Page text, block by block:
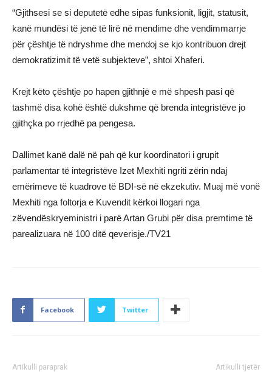
“Gjithsesi se si deputetë edhe sipas funksionit, ligjit, statusit,
kanë mundësi të jenë të lirë në mendime dhe vendimmarrje
për çështje të ndryshme dhe mendoj se kjo kontribuon drejt
demokratizimit të vetë subjekteve”, shtoi Xhaferi.
Krejt këto çështje po hapen gjithnjë e më shpesh pasi që
tashmë disa kohë është dukshme që brenda integristëve jo
gjithçka po rrjedhë pa pengesa.
Dallimet kanë dalë në pah që kur koordinatori i grupit
parlamentar të integristëve Izet Mexhiti ngriti zërin ndaj
emërimeve të kuadrove të BDI-së në ekzekutiv. Muaj më vonë
Mexhiti nga foltorja e Kuvendit kërkoi llogari nga
zëvendëskryeministri i parë Artan Grubi për disa premtime të
parealizuara në 100 ditë qeverisje./TV21
Facebook Twitter
Artikulli paraprak Artikulli tjetër